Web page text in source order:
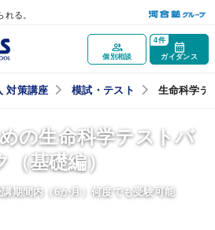
る。
プ
個別相談 ガイダンス
4件
対策講座 模試・テスト 生命科学テ
の生命科学テストバ
（基礎編）
期間内（6か月）何度でも受験可能